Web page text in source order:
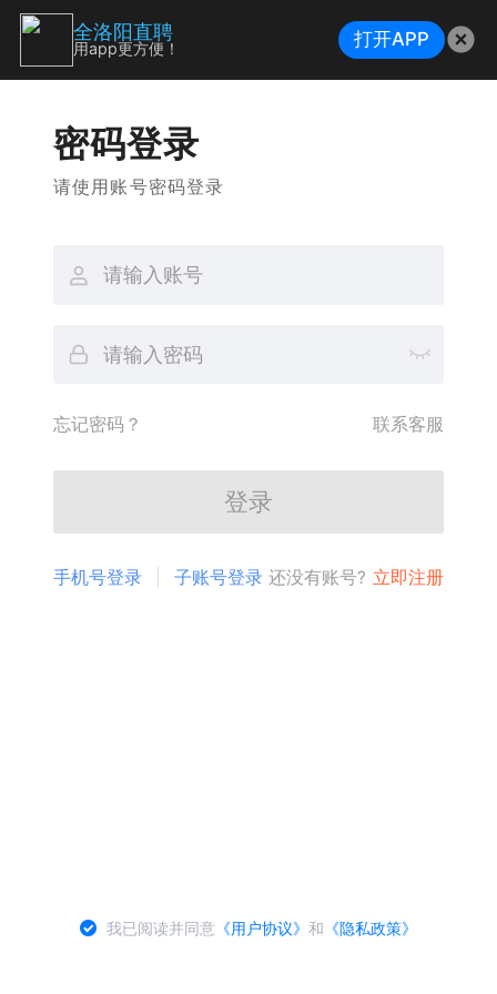
密码登录
请使用账号密码登录
忘记密码？ 联系客服
登录
手机号登录 子账号登录 还没有账号? 立即注册
我已阅读并同意 《用户协议》和 《隐私政策》
全洛阳直聘
用app更方便！ 打开APP